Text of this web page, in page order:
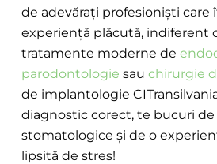
de adevărați profesioniști care
experiență plăcută, indiferent
tratamente moderne de
parodontologie sau chirurgie
de implantologie
diagnostic corect, te bucuri
stomatologice și de o
lipsită de stres!